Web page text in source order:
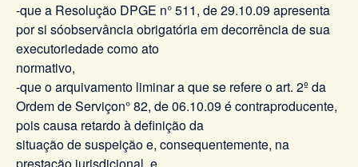
-que a Resolução DPGE n° 511, de 29.10.09 apresenta
por si sóobservância obrigatória em decorrência de sua
executoriedade como ato
normativo,
-que o arquivamento liminar a que se refere o art. 2º da
Ordem de Serviçon° 82, de 06.10.09 é contraproducente,
pois causa retardo à definição da
situação de suspeição e, consequentemente, na